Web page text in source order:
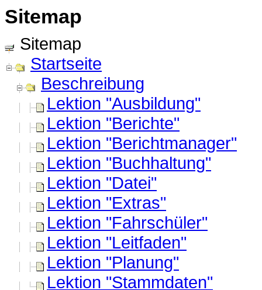
Sitemap
Sitemap
Startseite
Beschreibung
Lektion "Ausbildung"
Lektion "Berichte"
Lektion "Berichtmanager"
Lektion "Buchhaltung"
Lektion "Datei"
Lektion "Extras"
Lektion "Fahrschüler"
Lektion "Leitfaden"
Lektion "Planung"
Lektion "Stammdaten"